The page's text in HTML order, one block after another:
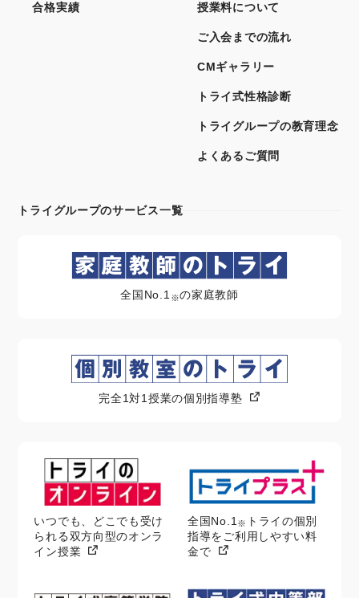
合格実績 授業料について
ご入会までの流れ
CMギャラリー
トライ式性格診断
トライグループの教育理念
よくあるご質問
トライグループのサービス一覧
全国No.1 ※の家庭教師
完全1対1授業の個別指導塾
いつでも、どこでも受け
られる双方向型のオンラ
イン授業
全国No.1 ※ トライの個別
指導をご利用しやすい料
金で